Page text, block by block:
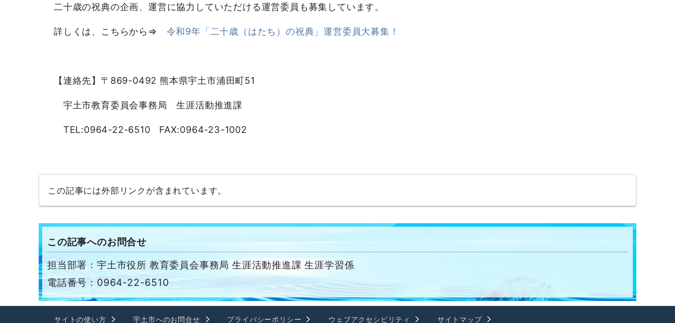
二十歳の祝典の企画、運営に協力していただける運営委員も募集しています。
詳しくは、こちらから⇒ 令和9年「二十歳（はたち）の祝典」運営委員大募集！
【連絡先】〒869-0492 熊本県宇土市浦田町51
宇土市教育委員会事務局 生涯活動推進課
TEL:0964-22-6510 FAX:0964-23-1002
この記事には外部リンクが含まれています。
この記事へのお問合せ
担当部署：宇土市役所 教育委員会事務局 生涯活動推進課 生涯学習係
電話番号：0964-22-6510
サイトの使い方 宇土市へのお問合せ プライバシーポリシー ウェブアクセシビリティ サイトマップ